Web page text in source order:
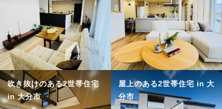
吹き抜けのある2世帯住宅
in 大分市
屋上のある2世帯住宅 in 大
分市